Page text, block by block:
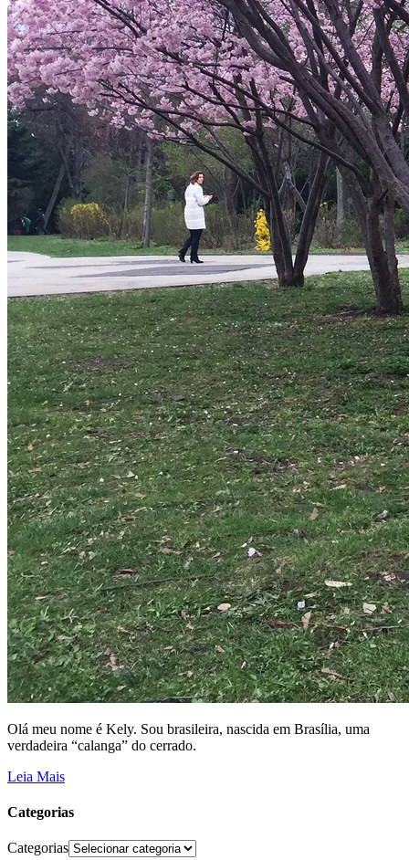
Olá meu nome é Kely. Sou brasileira, nascida em Brasília, uma
verdadeira “calanga” do cerrado.
Leia Mais
Categorias
Categorias